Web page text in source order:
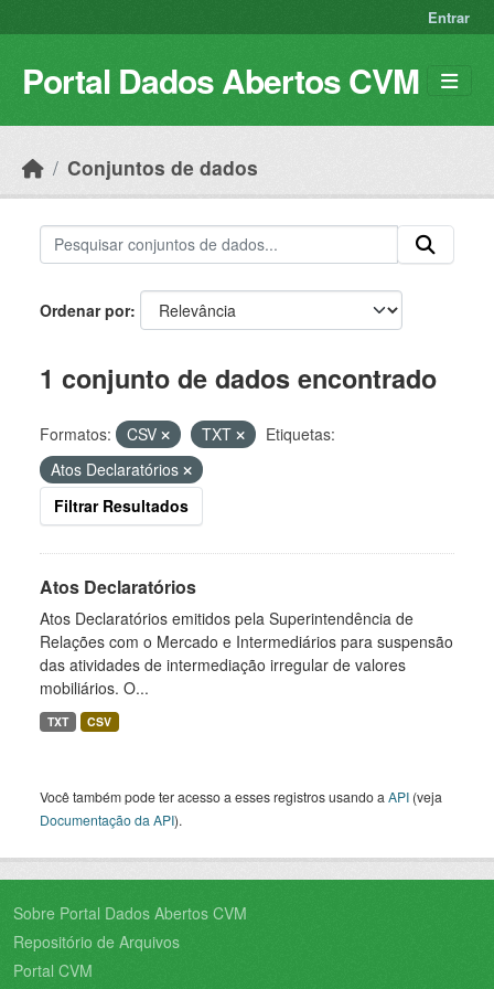
Entrar
Portal Dados Abertos CVM
Conjuntos de dados
Ordenar por
1 conjunto de dados encontrado
Formatos: CSV TXT
Etiquetas:
Atos Declaratórios
Filtrar Resultados
Atos Declaratórios
Atos Declaratórios emitidos pela Superintendência de
Relações com o Mercado e Intermediários para suspensão
das atividades de intermediação irregular de valores
mobiliários. O...
TXT CSV
Você também pode ter acesso a esses registros usando a API (veja
Documentação da API).
Sobre Portal Dados Abertos CVM
Repositório de Arquivos
Portal CVM